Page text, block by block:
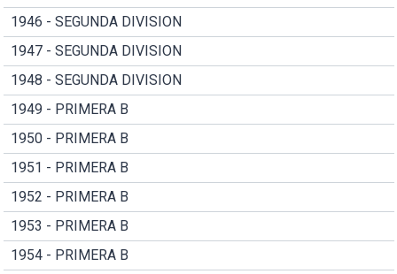
1946 - SEGUNDA DIVISION
1947 - SEGUNDA DIVISION
1948 - SEGUNDA DIVISION
1949 - PRIMERA B
1950 - PRIMERA B
1951 - PRIMERA B
1952 - PRIMERA B
1953 - PRIMERA B
1954 - PRIMERA B